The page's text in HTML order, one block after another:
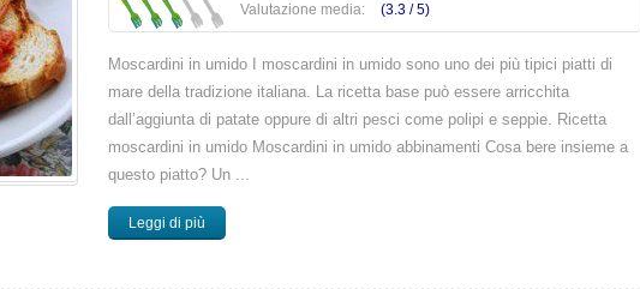
Valutazione media: (3.3 /5)
Moscardini in umido I moscardini in umido sono uno dei più tipici piatti di
mare della tradizione italiana. La ricetta base può essere arricchita
dall’aggiunta di patate oppure di altri pesci come polipi e seppie. Ricetta
moscardini in umido Moscardini in umido abbinamenti Cosa bere insieme a
questo piatto? Un ...
Leggi di più